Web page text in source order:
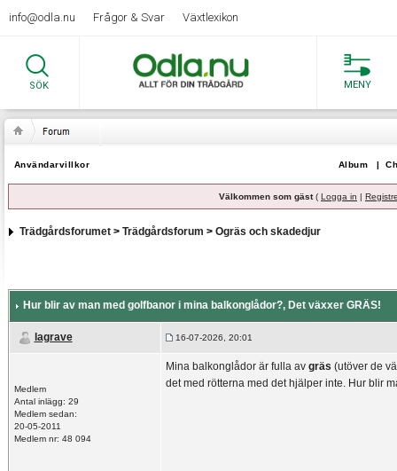
info@odla.nu Frågor & Svar Växtlexikon
SÖK MENY
Användarvillkor Album |
Välkommen som gäst( Logga in |
Trädgårdsforumet> Trädgårdsforum > Ogräs och skadedjur
Hur blir av man med golfbanor i mina balkonglådor?, Det växxer GRÄS!
lagrave 16-07-2026, 20:01
Medlem
Antal inlägg: 29
Medlem sedan:
20-05-2011
Medlem nr: 48 094
Mina balkonglådor är fulla av gräs (utöver de
det med rötterna med det hjälper inte. Hur blir